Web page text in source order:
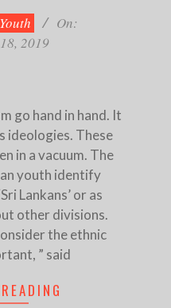
Youth
On:
2019
go hand in hand. It
ideologies. These
in a vacuum. The
youth identify
Lankans’ or as
other divisions.
the ethnic
” said